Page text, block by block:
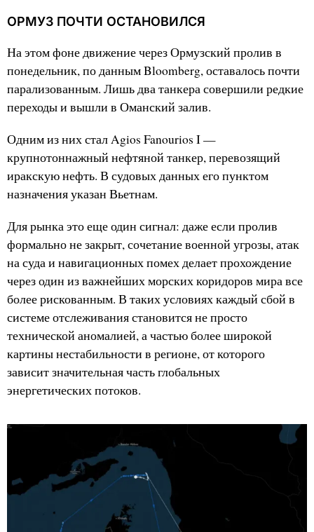
ОРМУЗ ПОЧТИ ОСТАНОВИЛСЯ
На этом фоне движение через Ормузский пролив в
понедельник, по данным Bloomberg, оставалось почти
парализованным. Лишь два танкера совершили редкие
переходы и вышли в Оманский залив.
Одним из них стал Agios Fanourios I —
крупнотоннажный нефтяной танкер, перевозящий
иракскую нефть. В судовых данных его пунктом
назначения указан Вьетнам.
Для рынка это еще один сигнал: даже если пролив
формально не закрыт, сочетание военной угрозы, атак
на суда и навигационных помех делает прохождение
через один из важнейших морских коридоров мира все
более рискованным. В таких условиях каждый сбой в
системе отслеживания становится не просто
технической аномалией, а частью более широкой
картины нестабильности в регионе, от которого
зависит значительная часть глобальных
энергетических потоков.